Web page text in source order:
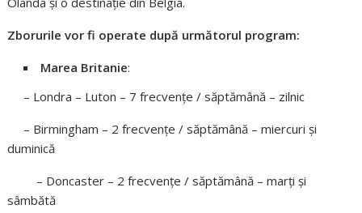
Zborurile vor fi operate după următorul program:
Marea Britanie:
– Londra – Luton – 7 frecvențe / săptămână – zilnic
– Birmingham – 2 frecvențe / săptămână – miercuri și
duminică
– Doncaster – 2 frecvențe / săptămână – marți și
sâmbătă